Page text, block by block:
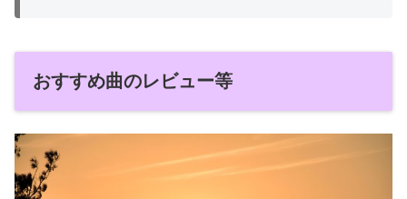
おすすめ曲のレビュー等